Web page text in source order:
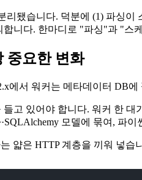
리됐습니다. 덕분에 (1) 파싱이
합니다. 한마디로 "파싱"과 "스
중요한 변화
에서 워커는 메타데이터 DB에
고 있어야 합니다. 워커 한
모델에 묶여, 파
얇은 HTTP 계층을 끼워 넣습